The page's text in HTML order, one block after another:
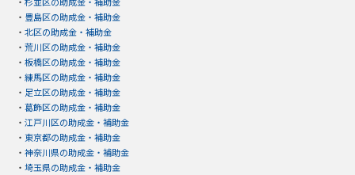
・ 豊島区の助成金・補助金
・ 北区の助成金・補助金
・ 荒川区の助成金・補助金
・ 板橋区の助成金・補助金
・ 練馬区の助成金・補助金
・ 足立区の助成金・補助金
・ 葛飾区の助成金・補助金
・ 江戸川区の助成金・補助金
・ 東京都の助成金・補助金
・ 神奈川県の助成金・補助金
・ 埼玉県の助成金・補助金